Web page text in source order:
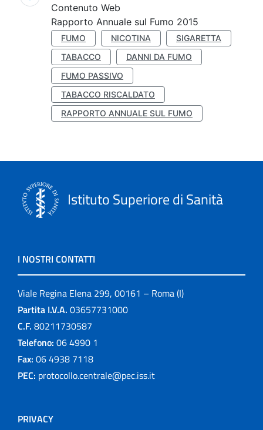
Contenuto Web
Rapporto Annuale sul Fumo 2015
FUMO NICOTINA
SIGARETTA
TABACCO
DANNI DA FUMO
FUMO PASSIVO
TABACCO RISCALDATO
RAPPORTO ANNUALE SUL FUMO
Istituto Superiore di Sanità
I NOSTRI CONTATTI
Viale Regina Elena 299, 00161 – Roma (I)
Partita I.V.A. 03657731000
C.F. 80211730587
Telefono: 06 4990 1
Fax: 06 4938 7118
PEC: protocollo.centrale@pec.iss.it
PRIVACY